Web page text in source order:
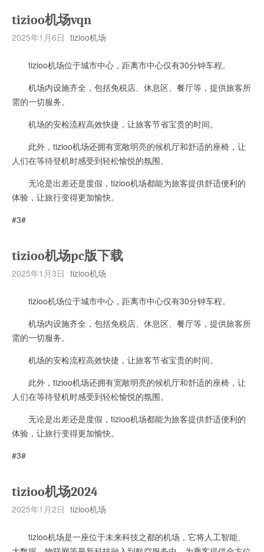
tizioo机场vqn
2025年1月6日 tizioo机场
tizioo机场位于城市中心，距离市中心仅有30分钟车程。
机场内设施齐全，包括免税店、休息区、餐厅等，提供旅客所
需的一切服务。
机场的安检流程高效快捷，让旅客节省宝贵的时间。
此外，tizioo机场还拥有宽敞明亮的候机厅和舒适的座椅，让
人们在等待登机时感受到轻松愉悦的氛围。
无论是出差还是度假，tizioo机场都能为旅客提供舒适便利的
体验，让旅行变得更加愉快。
#3#
tizioo机场pc版下载
2025年1月3日 tizioo机场
tizioo机场位于城市中心，距离市中心仅有30分钟车程。
机场内设施齐全，包括免税店、休息区、餐厅等，提供旅客所
需的一切服务。
机场的安检流程高效快捷，让旅客节省宝贵的时间。
此外，tizioo机场还拥有宽敞明亮的候机厅和舒适的座椅，让
人们在等待登机时感受到轻松愉悦的氛围。
无论是出差还是度假，tizioo机场都能为旅客提供舒适便利的
体验，让旅行变得更加愉快。
#3#
tizioo机场2024
2025年1月2日 tizioo机场
tizioo机场是一座位于未来科技之都的机场，它将人工智能、